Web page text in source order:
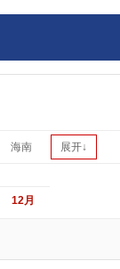
海南 展开↓
12月